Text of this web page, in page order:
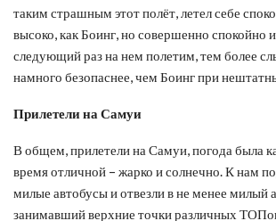
таким страшным этот полёт, летел себе
высоко, как Боинг, но совершенно спокойно
следующий раз на нем полетим, тем более
намного безопаснее, чем Боинг при
Прилетели на Самуи
В общем, прилетели на Самуи, погода была
время отличной – жарко и солнечно. К нам
милые автобусы и отвезли в не менее милый
занимавший верхние точки различных